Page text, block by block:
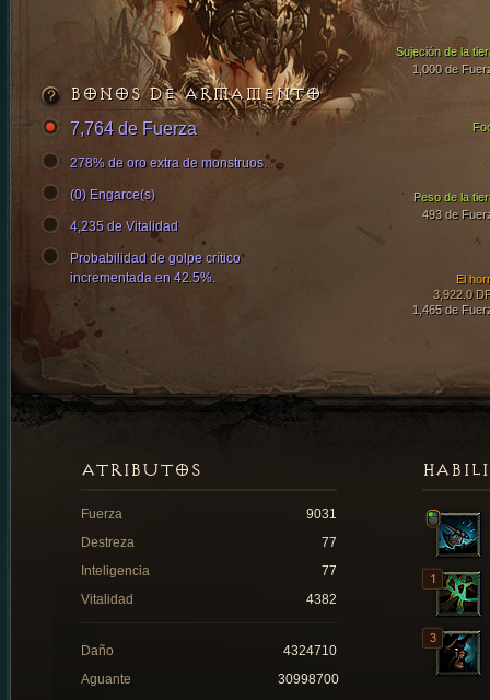
Sujeción de la
1,000 de
Peso de la
493 de
El
3,922.0
1,465 de
BONOS DE ARMAMENTO
7,764 de Fuerza
278% de oro extra de monstruos.
(0) Engarce(s)
4,235 de Vitalidad
Probabilidad de golpe crítico
incrementada en 42.5%.
ATRIBUTOS
Fuerza
9031
Destreza
77
Inteligencia
77
Vitalidad
4382
Daño
4324710
Aguante
30998700